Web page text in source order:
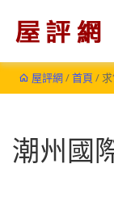
屋評網/首頁 /
潮州國